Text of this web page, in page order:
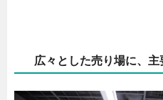
広々とした売り場に、